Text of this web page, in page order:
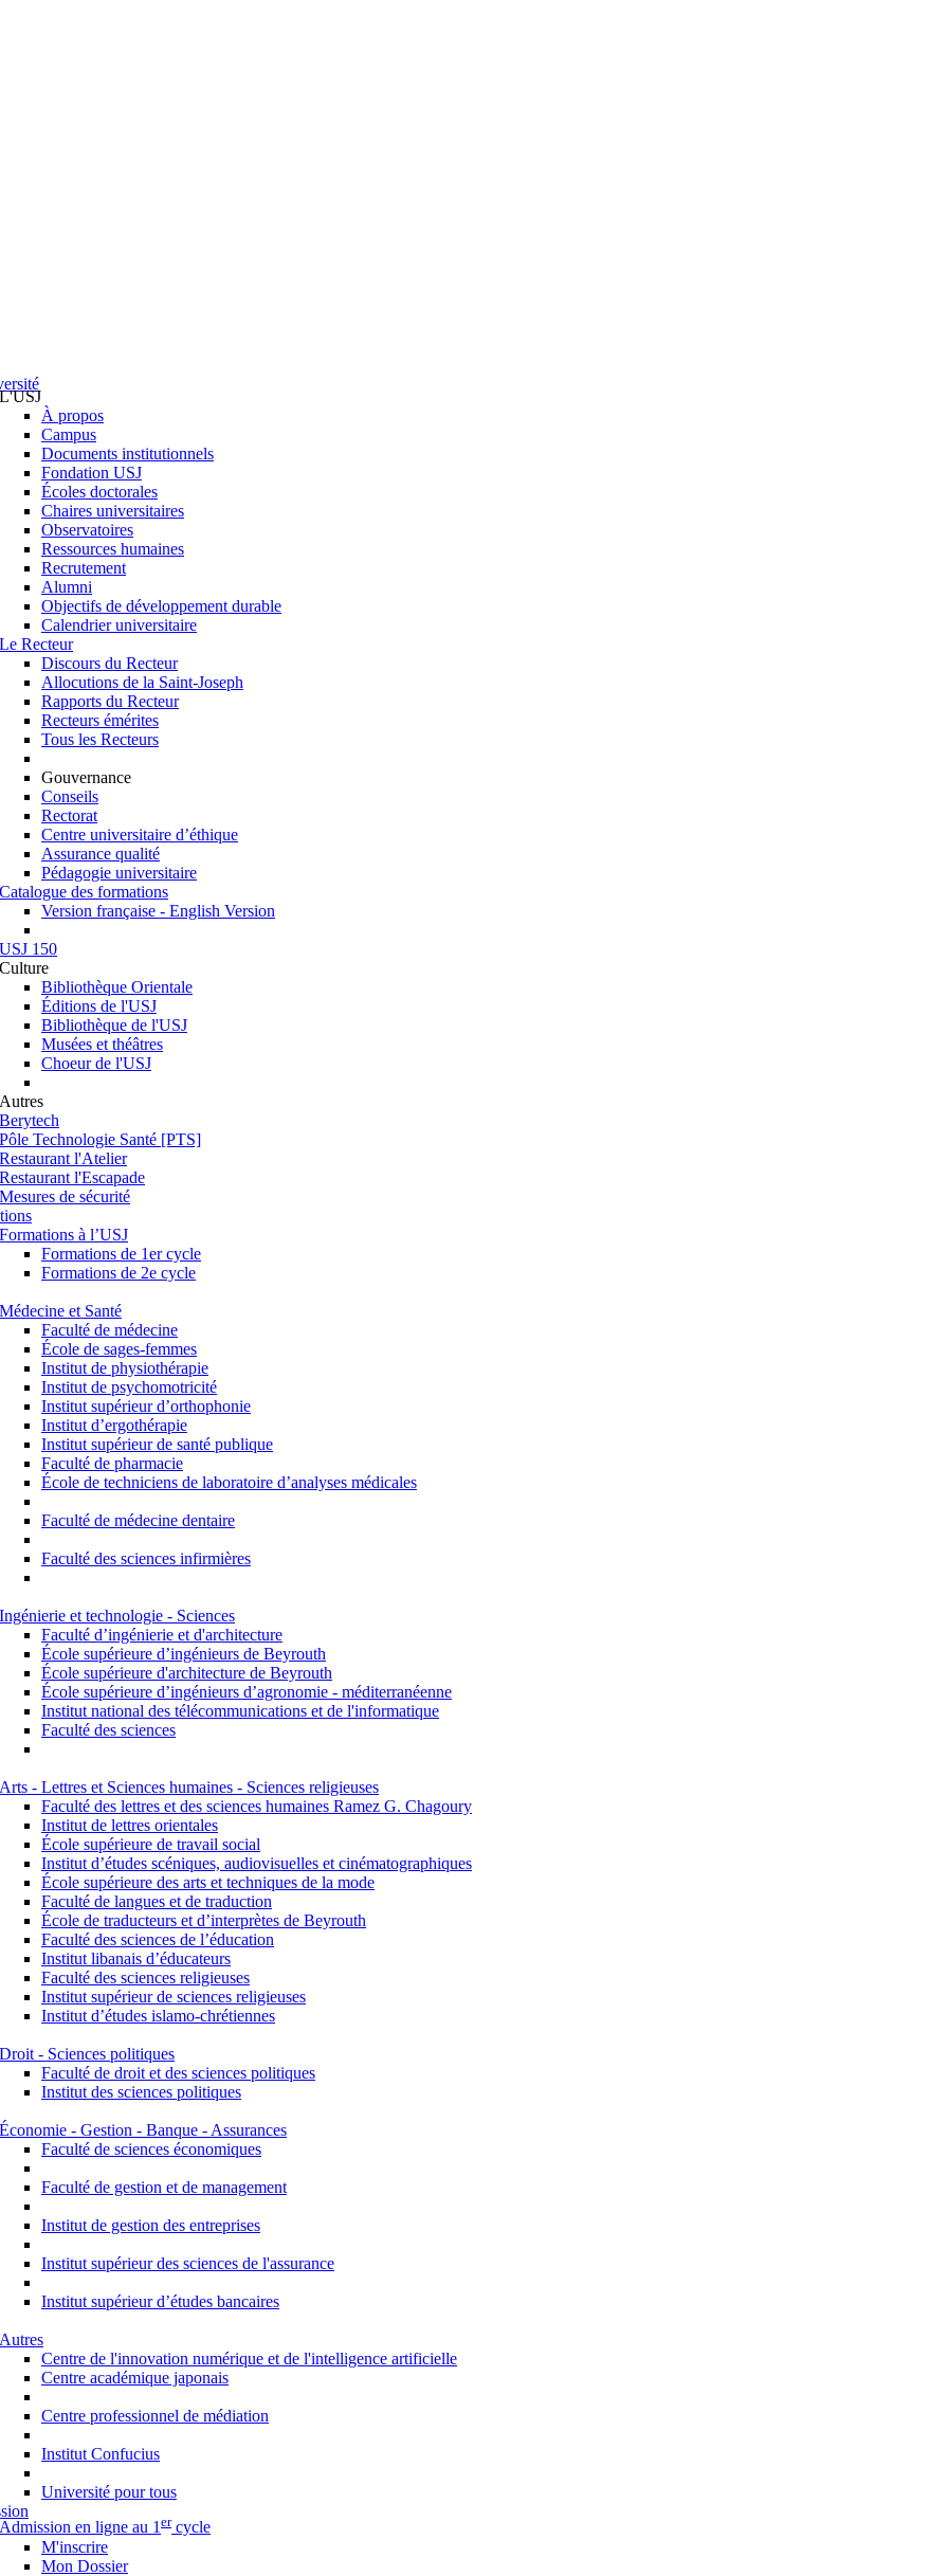
L'USJ
À propos
Campus
Documents institutionnels
Fondation USJ
Écoles doctorales
Chaires universitaires
Observatoires
Ressources humaines
Recrutement
Alumni
Objectifs de développement durable
Calendrier universitaire
Le Recteur
Discours du Recteur
Allocutions de la Saint-Joseph
Rapports du Recteur
Recteurs émérites
Tous les Recteurs
Gouvernance
Conseils
Rectorat
Centre universitaire d’éthique
Assurance qualité
Pédagogie universitaire
Catalogue des formations
Version française - English Version
USJ 150
Culture
Bibliothèque Orientale
Éditions de l'USJ
Bibliothèque de l'USJ
Musées et théâtres
Choeur de l'USJ
Autres
Berytech
Pôle Technologie Santé [PTS]
Restaurant l'Atelier
Restaurant l'Escapade
Mesures de sécurité
Formations à l’USJ
Formations de 1er cycle
Formations de 2e cycle
Médecine et Santé
Faculté de médecine
École de sages-femmes
Institut de physiothérapie
Institut de psychomotricité
Institut supérieur d’orthophonie
Institut d’ergothérapie
Institut supérieur de santé publique
Faculté de pharmacie
École de techniciens de laboratoire d’analyses médicales
Faculté de médecine dentaire
Faculté des sciences infirmières
Ingénierie et technologie - Sciences
Faculté d’ingénierie et d'architecture
École supérieure d’ingénieurs de Beyrouth
École supérieure d'architecture de Beyrouth
École supérieure d’ingénieurs d’agronomie - méditerranéenne
Institut national des télécommunications et de l'informatique
Faculté des sciences
Arts - Lettres et Sciences humaines - Sciences religieuses
Faculté des lettres et des sciences humaines Ramez G. Chagoury
Institut de lettres orientales
École supérieure de travail social
Institut d’études scéniques, audiovisuelles et cinématographiques
École supérieure des arts et techniques de la mode
Faculté de langues et de traduction
École de traducteurs et d’interprètes de Beyrouth
Faculté des sciences de l’éducation
Institut libanais d’éducateurs
Faculté des sciences religieuses
Institut supérieur de sciences religieuses
Institut d’études islamo-chrétiennes
Droit - Sciences politiques
Faculté de droit et des sciences politiques
Institut des sciences politiques
Économie - Gestion - Banque - Assurances
Faculté de sciences économiques
Faculté de gestion et de management
Institut de gestion des entreprises
Institut supérieur des sciences de l'assurance
Institut supérieur d’études bancaires
Autres
Centre de l'innovation numérique et de l'intelligence artificielle
Centre académique japonais
Centre professionnel de médiation
Institut Confucius
Université pour tous
Admission en ligne au 1ercycle
M'inscrire
Mon Dossier